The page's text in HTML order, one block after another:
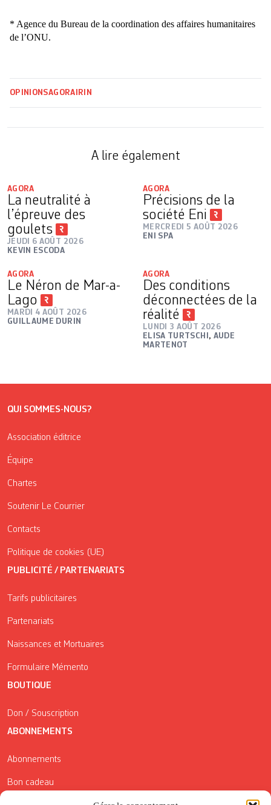
* Agence du Bureau de la coordination des affaires humanitaires
de l’ONU.
OPINIONSAGORA IRIN
A lire également
AGORA
La neutralité à
l’épreuve des
goulets
JEUDI 6 AOÛT 2026
KEVIN ESCODA
AGORA
Précisions de la
société Eni
MERCREDI 5 AOÛT 2026
ENI SPA
AGORA
Le Néron de Mar-a-
Lago
MARDI 4 AOÛT 2026
GUILLAUME DURIN
AGORA
Des conditions
déconnectées de la
réalité
LUNDI 3 AOÛT 2026
ELISA TURTSCHI , AUDE
MARTENOT
QUI SOMMES-NOUS?
Association éditrice
Équipe
Chartes
Soutenir Le Courrier
Contacts
Politique de cookies (UE)
PUBLICITÉ / PARTENARIATS
Tarifs publicitaires
Partenariats
Naissances et Mortuaires
Formulaire Mémento
BOUTIQUE
Don / Souscription
ABONNEMENTS
Abonnements
Bon cadeau